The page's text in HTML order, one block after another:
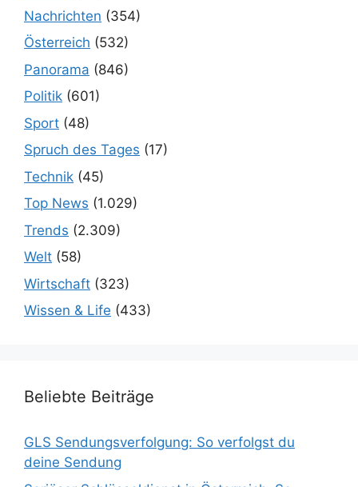
Nachrichten (354)
Österreich (532)
Panorama (846)
Politik (601)
Sport (48)
Spruch des Tages (17)
Technik (45)
Top News (1.029)
Trends (2.309)
Welt (58)
Wirtschaft (323)
Wissen & Life (433)
Beliebte Beiträge
GLS Sendungsverfolgung: So verfolgst du
deine Sendung